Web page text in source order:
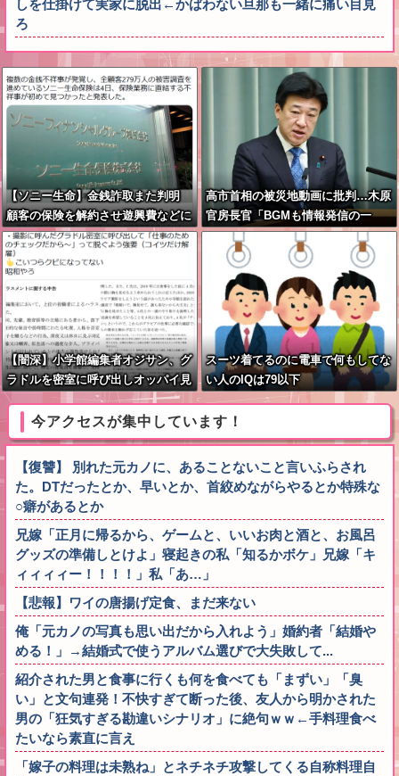
しを仕掛けて実家に脱出←かばわない旦那も一緒に痛い目見
ろ
【ソニー生命】金銭詐取また判明
顧客の保険を解約させ遊興費などに
高市首相の被災地動画に批判…木原
官房長官「BGMも情報発信の一
つ」
【闇深】小学館編集者オジサン、グ
ラドルを密室に呼び出しオッパイ見
せろと強要し脱がせるｗｗｗｗ
スーツ着てるのに電車で何もしてな
い人のIQは79以下
今アクセスが集中しています！
【復讐】 別れた元カノに、あることないこと言いふらされ
た。DTだったとか、早いとか、首絞めながらやるとか特殊な
○癖があるとか
兄嫁「正月に帰るから、ゲームと、いいお肉と酒と、お風呂
グッズの準備しとけよ」寝起きの私「知るかボケ」兄嫁「キ
ィィィィー！！！！」私「あ…」
【悲報】ワイの唐揚げ定食、まだ来ない
俺「元カノの写真も思い出だから入れよう」婚約者「結婚や
める！」→結婚式で使うアルバム選びで大失敗して...
紹介された男と食事に行くも何を食べても「まずい」「臭
い」と文句連発！不快すぎて断った後、友人から明かされた
男の「狂気すぎる勘違いシナリオ」に絶句ｗｗ←手料理食べ
たいなら素直に言え
「嫁子の料理は未熟ね」とネチネチ攻撃してくる自称料理自